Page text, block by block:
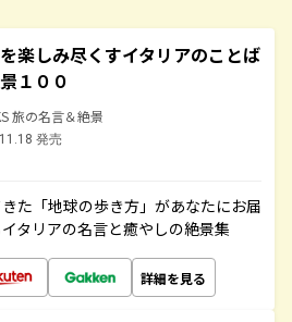
楽しみ尽くすイタリアのことば
１００
旅の名言＆絶景
発売
た「地球の歩き方」があなたにお届
タリアの名言と癒やしの絶景集
詳細を見る